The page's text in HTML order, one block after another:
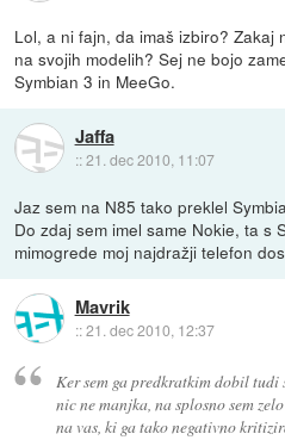
Lol, a ni fajn, da imaš izbiro? Zakaj
na svojih modelih? Sej ne bojo
Symbian 3 in MeeGo.
Jaffa
::21. dec 2010, 11:07
Jaz sem na N85 tako preklel
Do zdaj sem imel same Nokie, ta s
mimogrede moj najdražji telefon
Mavrik
::21. dec 2010, 12:37
Ker sem ga predkratkim dobil
nic ne manjka, na splosno sem
na vas, ki ga tako negativno